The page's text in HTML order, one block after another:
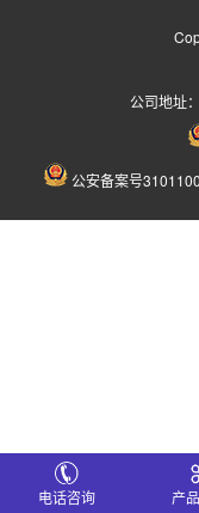
公司地址
公安备案号
电话咨询 产